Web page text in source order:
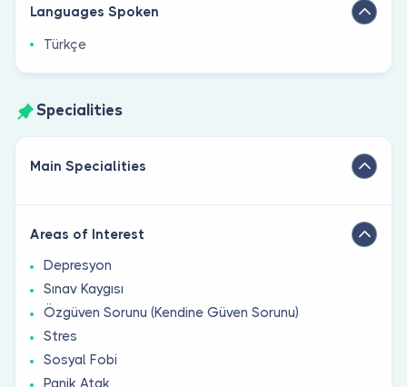
Languages Spoken
Türkçe
Specialities
Main Specialities
Areas of Interest
Depresyon
Sınav Kaygısı
Özgüven Sorunu (Kendine Güven Sorunu)
Stres
Sosyal Fobi
Panik Atak